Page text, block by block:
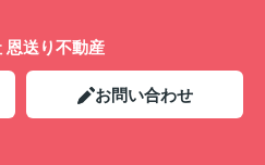
恩送り不動産
お問い合わせ